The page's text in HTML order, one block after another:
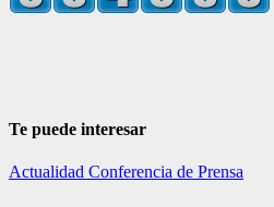
Te puede interesar
Actualidad Conferencia de Prensa